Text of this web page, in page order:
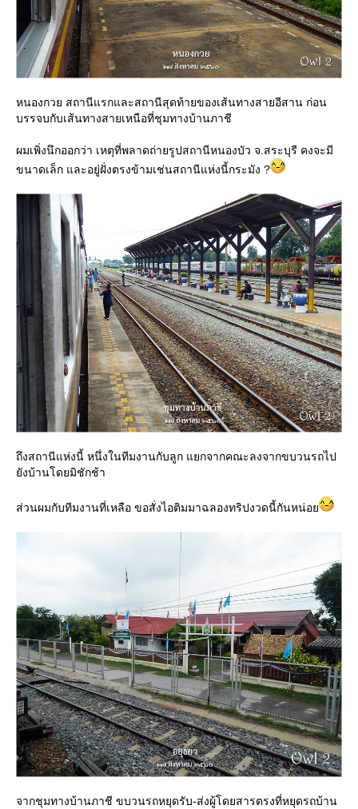
หนองกวย สถานีแรกและสถานีสุดท้ายของเส้นทางสายอีสาน ก่อน
บรรจบกับเส้นทางสายเหนือที่ชุมทางบ้านภาชี
ผมเพิ่งนึกออกว่า เหตุที่พลาดถ่ายรูปสถานีหนองบัว จ.สระบุรี คงจะมี
ขนาดเล็ก และอยู่ฝั่งตรงข้ามเช่นสถานีแห่งนี้กระมัง ?
ถึงสถานีแห่งนี้ หนึ่งในทีมงานกับลูก แยกจากคณะลงจากขบวนรถไป
ังบ้านโดยมิชักช้า
ส่วนผมกับทีมงานที่เหลือ ขอสั่งไอติมมาฉลองทริปงวดนี้กันหน่อ
จากชุมทางบ้านภาชี ขบวนรถหยุดรับ-ส่งผู้โดยสารตรงที่หยุดรถบ้าน